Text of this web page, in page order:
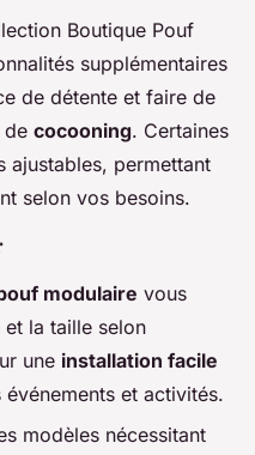
Boutique Pouf
supplémentaires
de détente et faire de
de cocooning. Certaines
ajustables, permettant
selon vos besoins.
modulaire vous
la taille selon
une installation facile
événements et activités.
modèles nécessitant